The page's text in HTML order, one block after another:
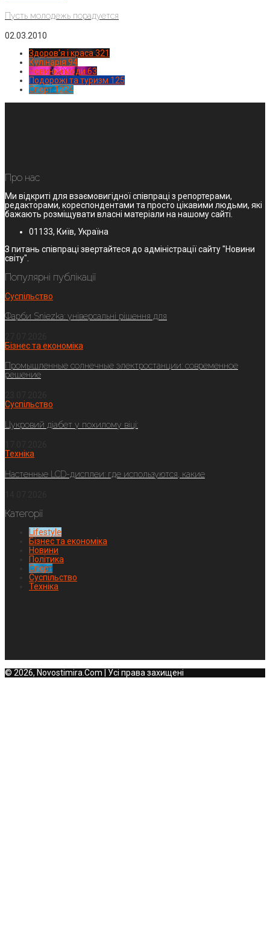
Пусть молодежь порадуется
02.03.2010
Здоров'я і краса 321
Кулінарія 94
Новинки моди 63
Подорожі та туризм 125
Спорт1224
Про нас
Ми відкриті для взаємовигідної співпраці з репортерами,
редакторами, кореспондентами та просто цікавими людьми, які
бажають розміщувати власні матеріали на нашому сайті.
01133, Київ, Україна
З питань співпраці звертайтеся до адміністрації сайту "Новини
світу".
Популярні публікації
Суспільство
Фарби Sniezka: універсальні рішення для
Бізнес та економіка
Промышленные солнечные электростанции: современное
решение
Суспільство
Цукровий діабет у похилому віці:
Техніка
Настенные LCD-дисплеи: где используются, какие
Категорії
Lifestyle
Бізнес та економіка
Новини
Політика
Спорт
Суспільство
Техніка
© 2026, Novostimira.Com | Усі права захищені